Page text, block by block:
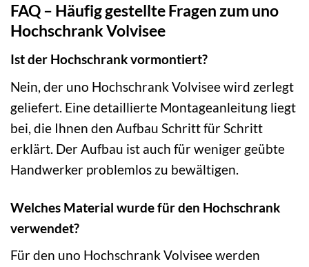
FAQ – Häufig gestellte Fragen zum uno
Hochschrank Volvisee
Ist der Hochschrank vormontiert?
Nein, der uno Hochschrank Volvisee wird zerlegt
geliefert. Eine detaillierte Montageanleitung liegt
bei, die Ihnen den Aufbau Schritt für Schritt
erklärt. Der Aufbau ist auch für weniger geübte
Handwerker problemlos zu bewältigen.
Welches Material wurde für den Hochschrank
verwendet?
Für den uno Hochschrank Volvisee werden